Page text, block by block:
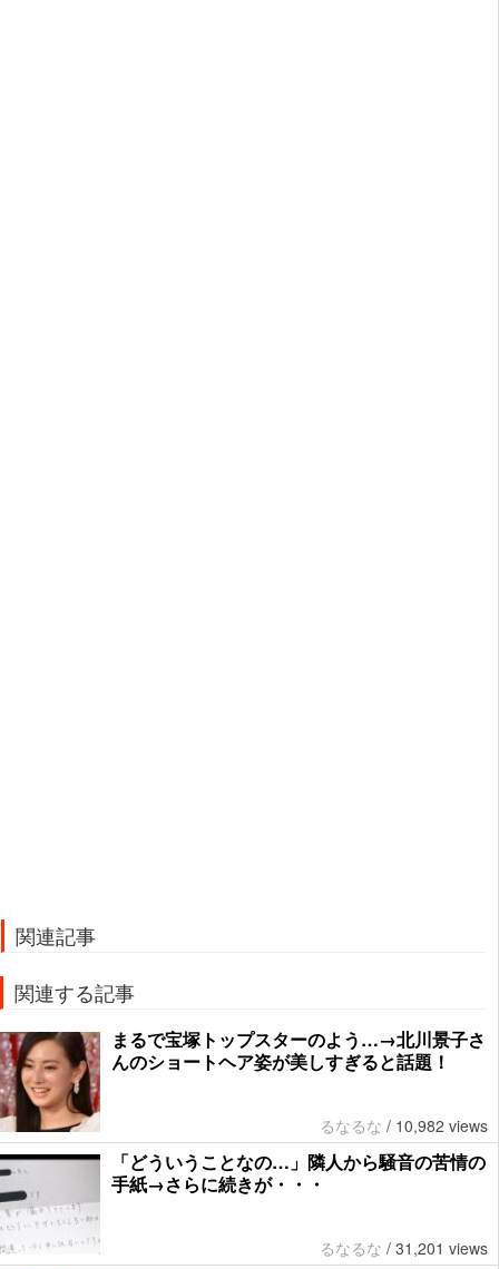
関連記事
関連する記事
まるで宝塚トップスターのよう…→北川景子さ
んのショートヘア姿が美しすぎると話題！
るなるな / 10,982 views
「どういうことなの…」隣人から騒音の苦情の
手紙→さらに続きが・・・
るなるな / 31,201 views